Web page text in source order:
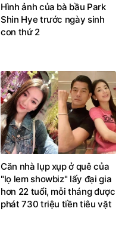
Hình ảnh của bà bầu Park
Shin Hye trước ngày sinh
con thứ 2
Căn nhà lụp xụp ở quê của
"lọ lem showbiz" lấy đại gia
hơn 22 tuổi, mỗi tháng được
phát 730 triệu tiền tiêu vặt